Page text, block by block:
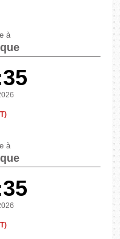
à
à